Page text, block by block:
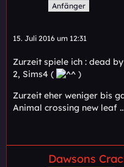
Anfänger
15. Juli 2016 um 12:31
Zurzeit spiele ich : dead
2, Sims4 (
)
Zurzeit eher weniger bis
Animal crossing new leaf
Dawsons